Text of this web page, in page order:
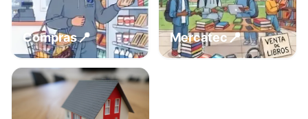
Compras📍 Mercatec📍